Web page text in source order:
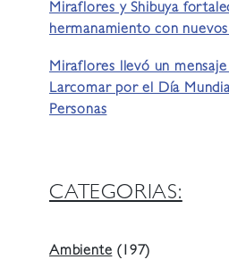
Miraflores y Shibuya
hermanamiento con
Miraflores llevó un
Larcomar por el Día
Personas
CATEGORIAS:
Ambiente (197)